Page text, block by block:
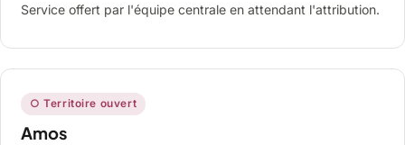
Service offert par l'équipe centrale en attendant l'attribution.
○ Territoire ouvert
Amos